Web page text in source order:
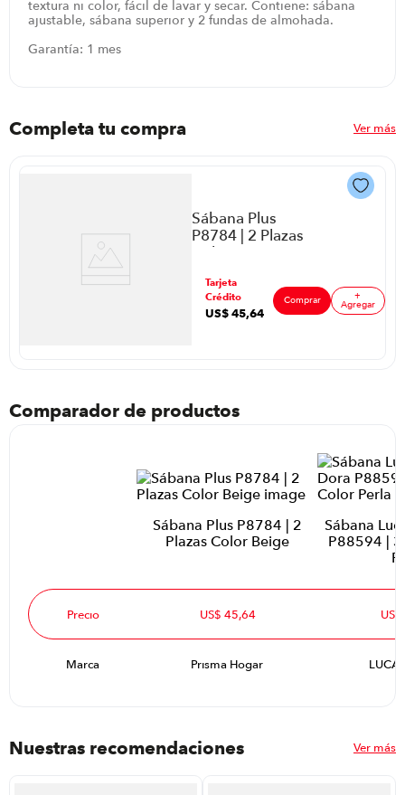
textura ni color, fácil de lavar y secar. Contiene: sábana
ajustable, sábana superior y 2 fundas de almohada.
Garantía: 1 mes
Completa tu compra Ver más
Sábana Plus
P8784 | 2 Plazas
Color Beige
Tarjeta
Crédito
US$ 45,64
Comprar +
Agregar
Comparador de productos
Sábana Plus P8784 | 2
Plazas Color Beige
Sábana
P88594 | 3
Precio US$ 45,64
Marca Prisma Hogar LUCA
Nuestras recomendaciones Ver más